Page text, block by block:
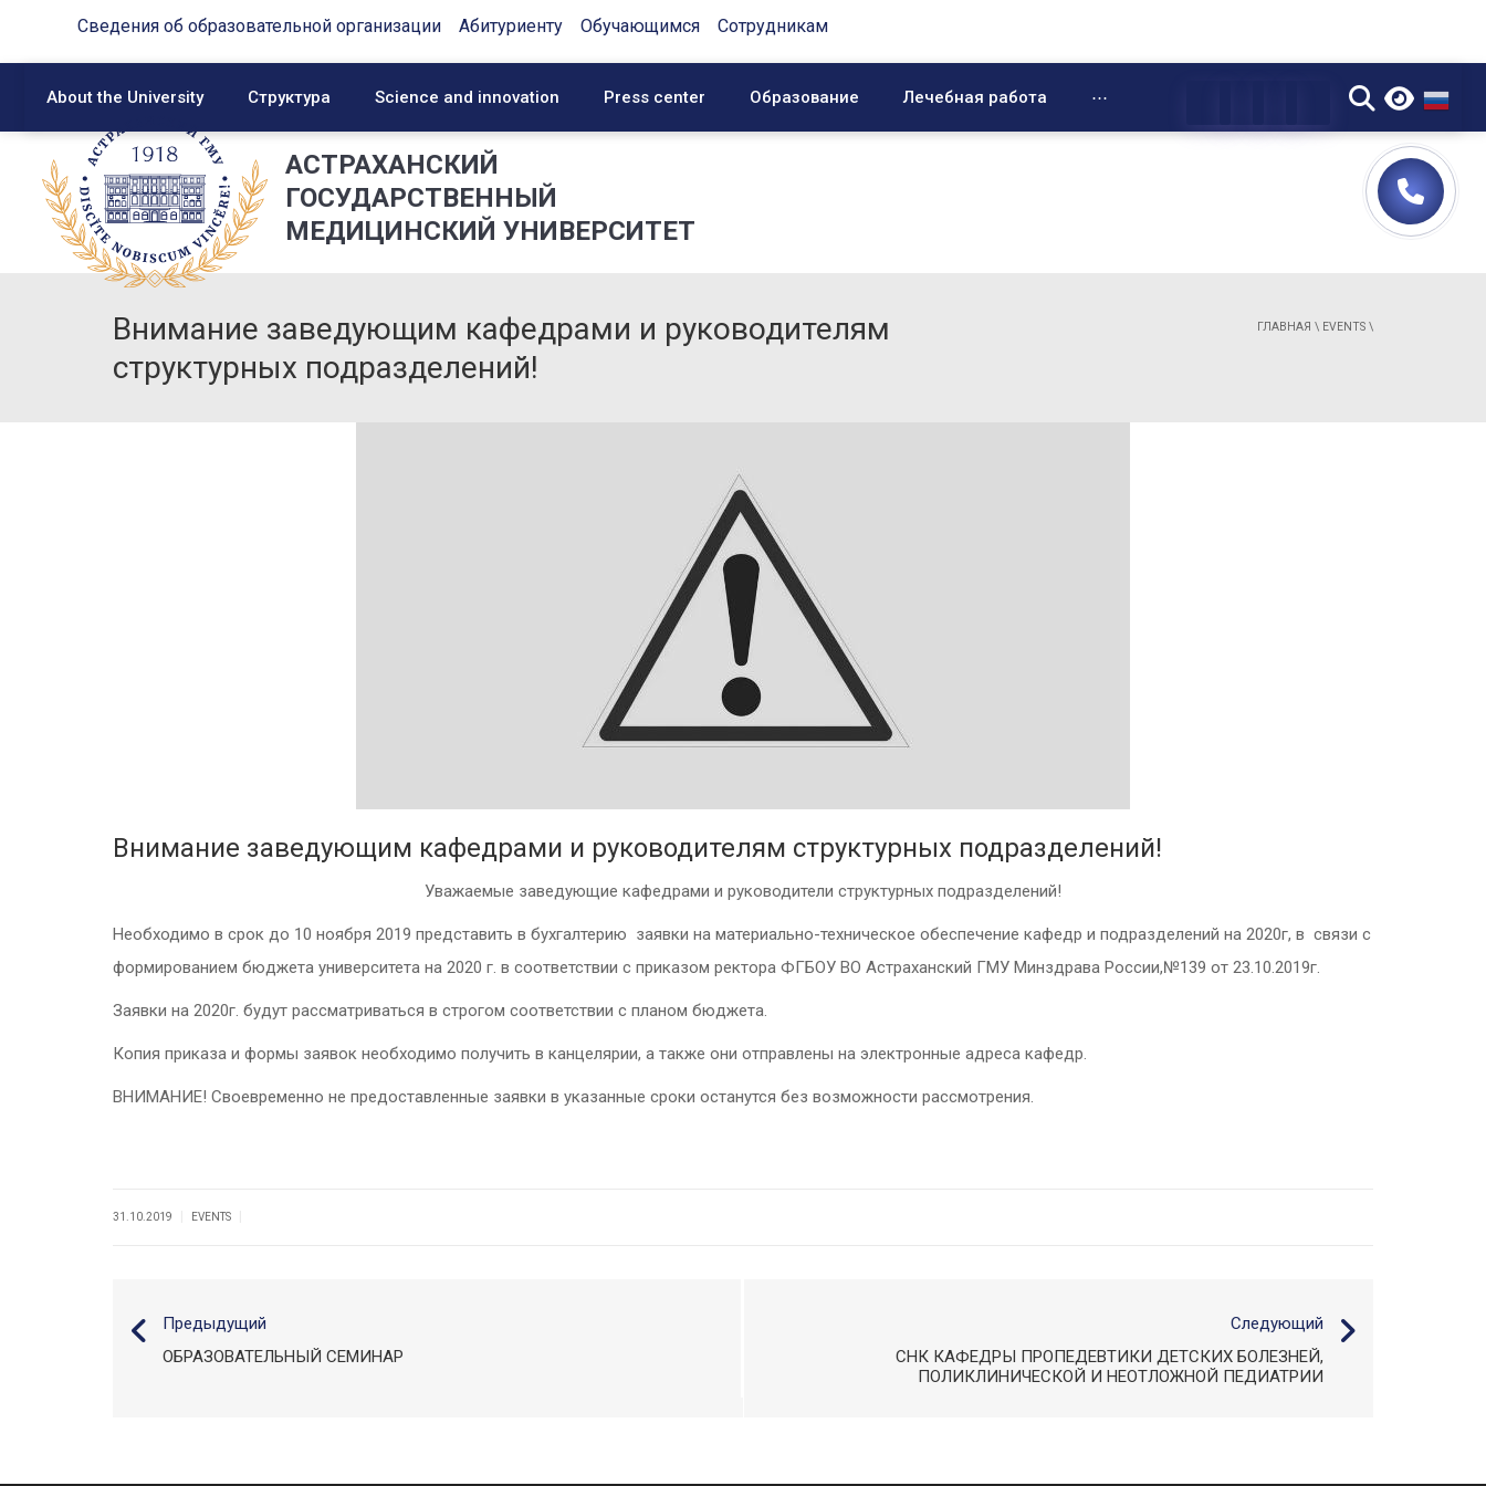
Сведения об образовательной организации Абитуриенту Обучающимся Сотрудникам
About the University Структура Science and innovation Press center Образование Лечебная работа ⋯ ▼
АСТРАХАНСКИЙ
ГОСУДАРСТВЕННЫЙ
МЕДИЦИНСКИЙ УНИВЕРСИТЕТ
Внимание заведующим кафедрами и руководителям
структурных подразделений!
ГЛАВНАЯ \ EVENTS \
Внимание заведующим кафедрами и руководителям структурных подразделений!
Уважаемые заведующие кафедрами и руководители структурных подразделений!
Необходимо в срок до 10 ноября 2019 представить в бухгалтерию заявки на материально-техническое обеспечение кафедр и подразделений на 2020г, в связи с
формированием бюджета университета на 2020 г. в соответствии с приказом ректора ФГБОУ ВО Астраханский ГМУ Минздрава России,№139 от 23.10.2019г.
Заявки на 2020г. будут рассматриваться в строгом соответствии с планом бюджета.
Копия приказа и формы заявок необходимо получить в канцелярии, а также они отправлены на электронные адреса кафедр.
ВНИМАНИЕ! Своевременно не предоставленные заявки в указанные сроки останутся без возможности рассмотрения.
31.10.2019 EVENTS
Предыдущий
ОБРАЗОВАТЕЛЬНЫЙ СЕМИНАР
Следующий
СНК КАФЕДРЫ ПРОПЕДЕВТИКИ ДЕТСКИХ БОЛЕЗНЕЙ,
ПОЛИКЛИНИЧЕСКОЙ И НЕОТЛОЖНОЙ ПЕДИАТРИИ